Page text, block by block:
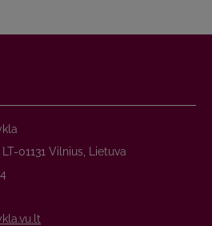
01131 Vilnius, Lietuva